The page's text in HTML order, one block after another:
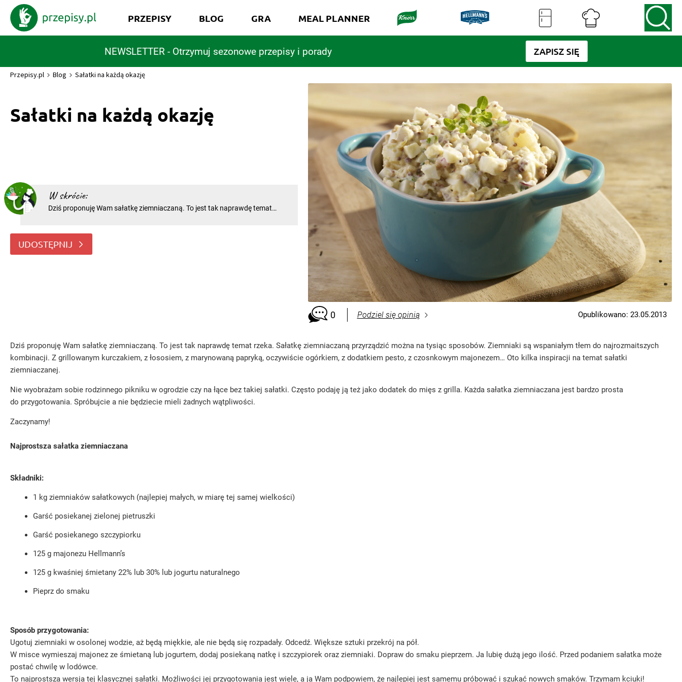
NEWSLETTER - Otrzymuj sezonowe przepisy i porady ZAPISZ SIĘ
PRZEPISY BLOG GRA MEAL PLANNER
Przepisy.pl Blog Sałatki na każdą okazję
Sałatki na każdą okazję
W skrócie:
Dziś proponuję Wam sałatkę ziemniaczaną. To jest tak naprawdę temat
UDOSTĘPNIJ
0 Podziel się opinią Opublikowano: 23.05.2013
Dziś proponuję Wam sałatkę ziemniaczaną. To jest tak naprawdę temat rzeka. Sałatkę ziemniaczaną przyrządzić można na tysiąc sposobów. Ziemniaki są wspaniałym tłem do najrozmaitszych
kombinacji. Z grillowanym kurczakiem, z łososiem, z marynowaną papryką, oczywiście ogórkiem, z dodatkiem pesto, z czosnkowym majonezem… Oto kilka inspiracji na temat sałatki
ziemniaczanej.
Nie wyobrażam sobie rodzinnego pikniku w ogrodzie czy na łące bez takiej sałatki. Często podaję ją też jako dodatek do mięs z grilla. Każda sałatka ziemniaczana jest bardzo prosta
do przygotowania. Spróbujcie a nie będziecie mieli żadnych wątpliwości.
Zaczynamy!
Najprostsza sałatka ziemniaczana
Składniki:
1 kg ziemniaków sałatkowych (najlepiej małych, w miarę tej samej wielkości)
Garść posiekanej zielonej pietruszki
Garść posiekanego szczypiorku
125 g majonezu Hellmann’s
125 g kwaśniej śmietany 22% lub 30% lub jogurtu naturalnego
Pieprz do smaku
Sposób przygotowania:
Ugotuj ziemniaki w osolonej wodzie, aż będą miękkie, ale nie będą się rozpadały. Odcedź. Większe sztuki przekrój na pół.
W misce wymieszaj majonez ze śmietaną lub jogurtem, dodaj posiekaną natkę i szczypiorek oraz ziemniaki. Dopraw do smaku pieprzem. Ja lubię dużą jego ilość. Przed podaniem sałatka może
postać chwilę w lodówce.
To najprostsza wersja tej klasycznej sałatki. Możliwości jej przygotowania jest wiele, a ja Wam podpowiem, że najlepiej jest samemu próbować i szukać nowych smaków. Trzymam kciuki!